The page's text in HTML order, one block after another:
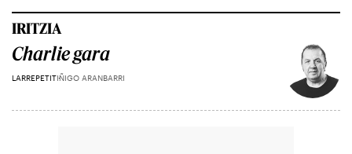
IRITZIA
Charlie gara
LARREPETITIÑIGO ARANBARRI